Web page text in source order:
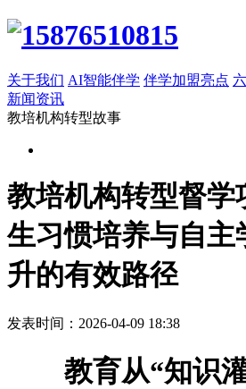
关于我们 AI智能伴学 伴学加盟亮点
新闻资讯
教培机构转型故事
教培机构转型督
生习惯培养与自主
升的有效路径
发表时间：2026-04-09 18:38
教育从“知识